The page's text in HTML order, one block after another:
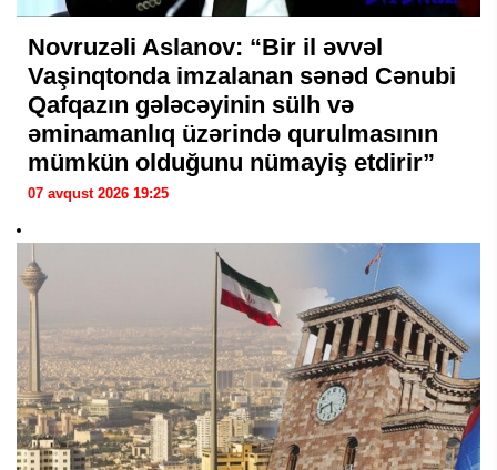
Novruzəli Aslanov: “Bir il əvvəl
Vaşinqtonda imzalanan sənəd Cənubi
Qafqazın gələcəyinin sülh və
əminamanlıq üzərində qurulmasının
mümkün olduğunu nümayiş etdirir”
07 avqust 2026 19:25